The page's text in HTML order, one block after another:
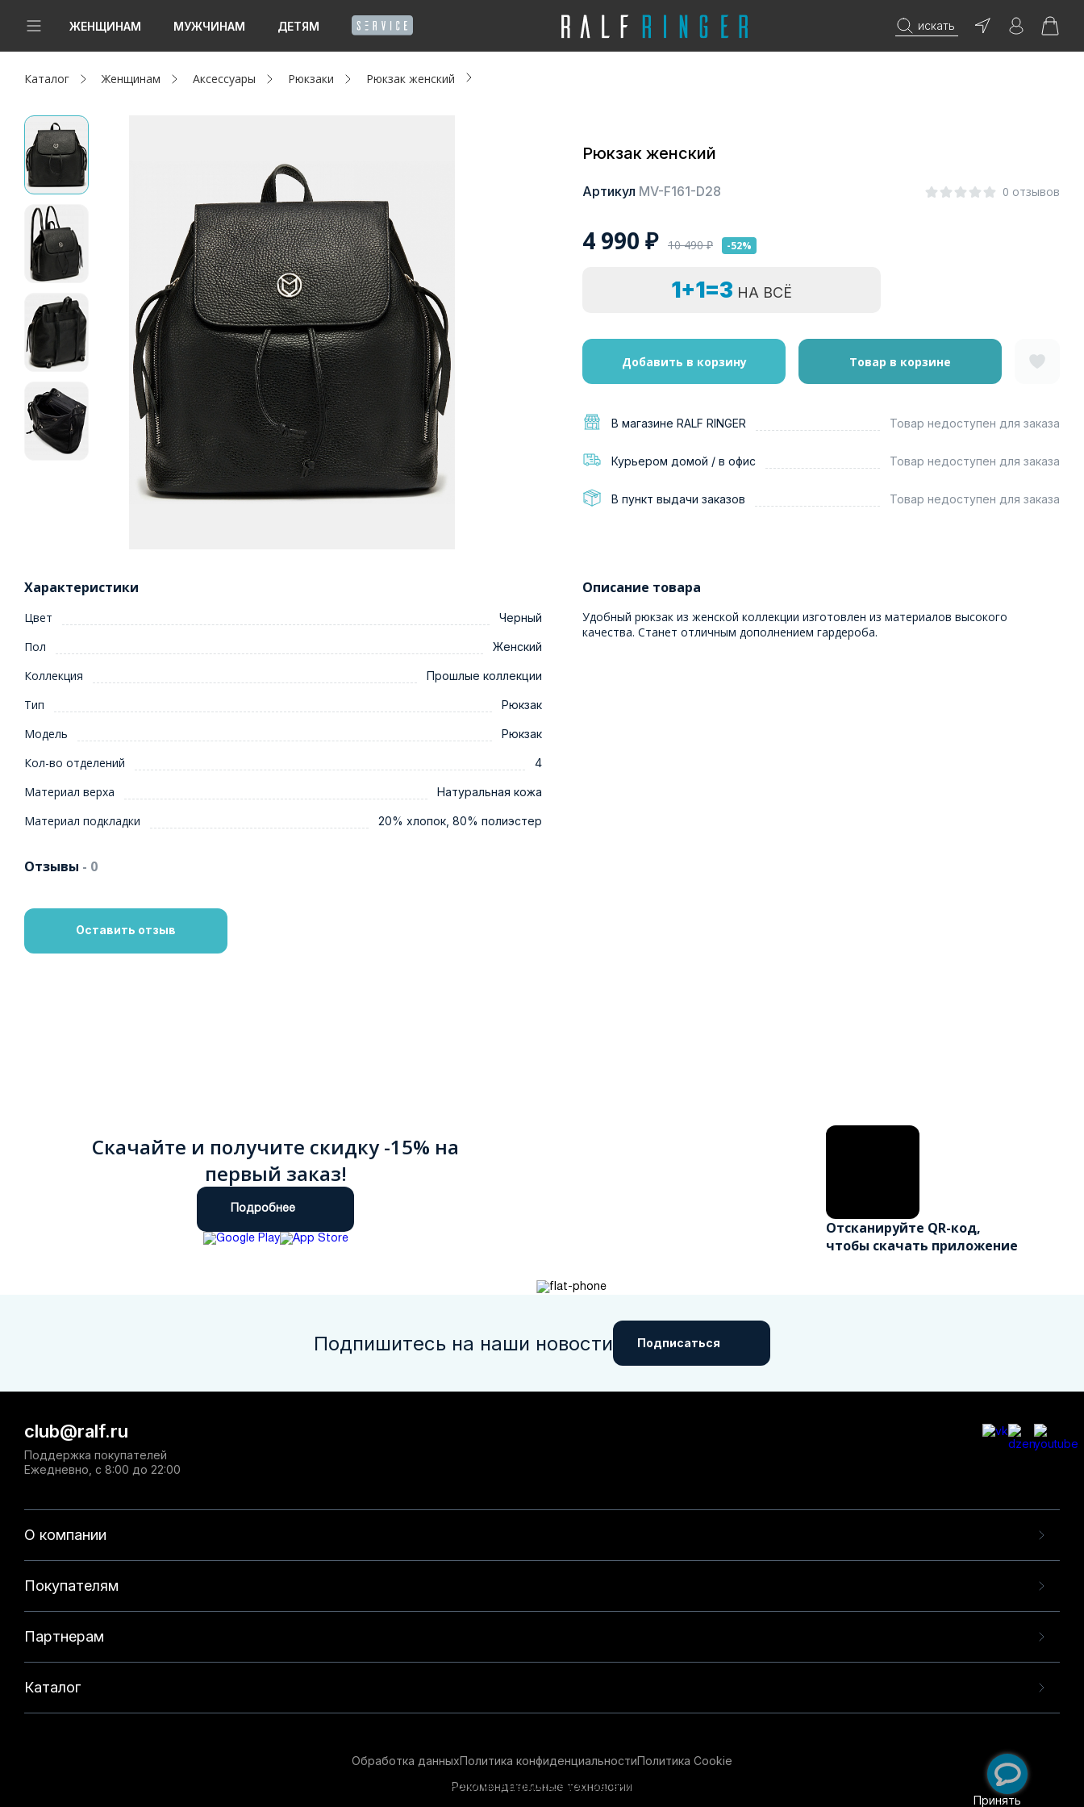
ЖЕНЩИНАМ МУЖЧИНАМ ДЕТЯМ искать
Новинки
Женщинам
Мужчинам
Капсула
Аутлет
Акции / Новости
Адреса магазинов
Каталог Женщинам Аксессуары Рюкзаки Рюкзак женский
Рюкзак женский
Артикул MV-F161-D28 0 отзывов
4 990 ₽ 10 490₽ -52%
1+1=3 НА ВСЁ
Добавить в корзину Товар в корзине
В магазине RALF RINGER Товар недоступен для заказа
Курьером домой / в офис Товар недоступен для заказа
В пункт выдачи заказов Товар недоступен для заказа
Характеристики
Цвет Черный
Пол Женский
Коллекция Прошлые коллекции
Тип Рюкзак
Модель Рюкзак
Кол-во отделений 4
Материал верха Натуральная кожа
Материал подкладки 20% хлопок, 80% полиэстер
Описание товара
Удобный рюкзак из женской коллекции изготовлен из материалов высокого
качества. Станет отличным дополнением гардероба.
Отзывы - 0
Оставить отзыв
Скачайте и получите скидку -15% на
первый заказ!
Подробнее
Отсканируйте QR-код,
чтобы скачать приложение
Подпишитесь на наши новости Подписаться
О компании
Покупателям
Партнерам
Каталог
club@ralf.ru
Поддержка покупателей
Ежедневно, с 8:00 до 22:00
Обработка данныхПолитика конфиденциальностиПолитика Cookie
Рекомендательные технологии
Данный веб-сайт использует cookie-файлы и рекомендательные технологии в целях предоставления вам лучшего пользовательского опыта
Принять